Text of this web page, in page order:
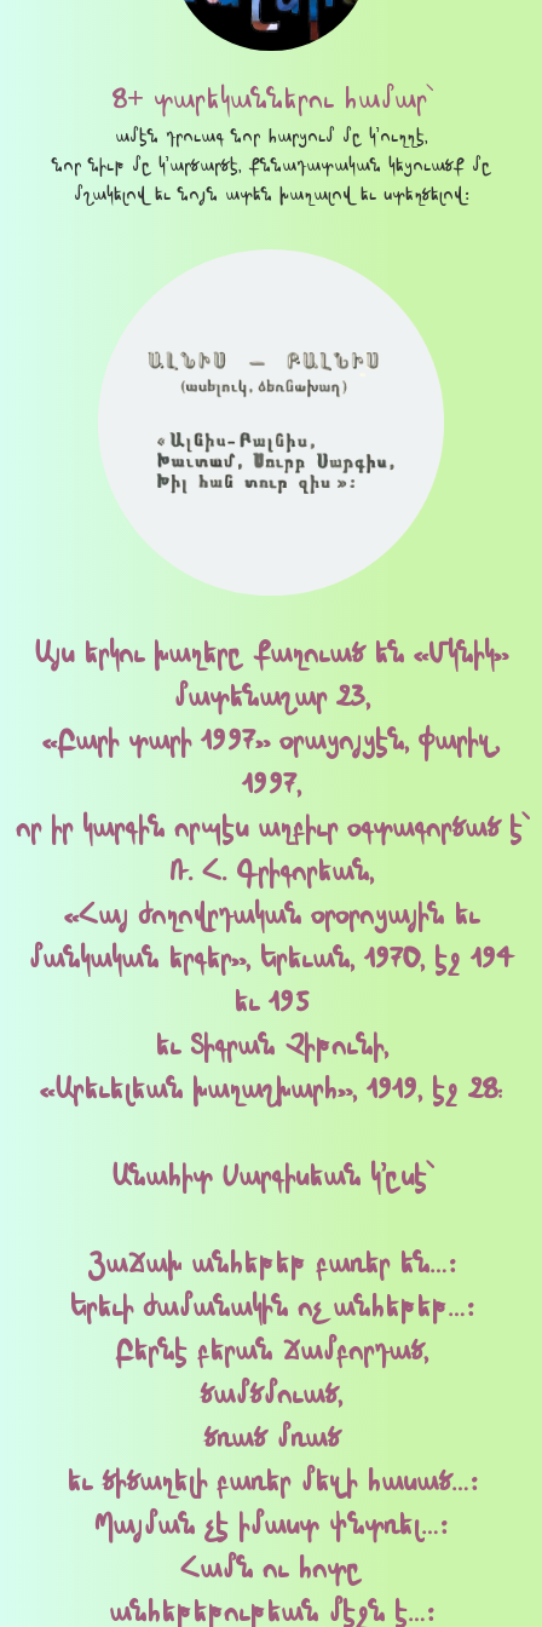
8+ տարեկաններու համար՝
ամէն դրուագ նոր հարցում մը կ՚ուղղէ,
նոր նիւթ մը կ՚արծարծէ, քննադատական կեցուածք մը
մշակելով եւ նոյն ատեն խաղալով եւ ստեղծելով։
Այս երկու խաղերը քաղուած են «Մկնիկ»
մատենաշար 23,
«Բարի տարի 1997» օրացոյցէն, Փարիզ,
1997,
որ իր կարգին որպէս աղբիւր օգտագործած է՝
Ռ. Հ. Գրիգորեան,
«Հայ ժողովրդական օրօրոցային եւ
մանկական երգեր», Երեւան, 1970, էջ 194
եւ 195
եւ Տիգրան Չիթունի,
«Արեւելեան խաղաշխարհ», 1919, էջ 28:
Անահիտ Սարգիսեան կ՚ըսէ՝
Յաճախ անհեթեթ բառեր են…։
Երեւի ժամանակին ոչ անհեթեթ…։
Բերնէ բերան ճամբորդած,
ծամծմուած,
ծռած մռած
եւ ծիծաղելի բառեր մեզի հասած…։
Պայման չէ իմաստ փնտռել…։
Համն ու հոտը
անհեթեթութեան մէջն է…։